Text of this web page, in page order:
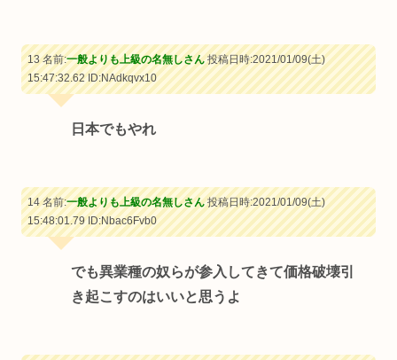
13 名前:一般よりも上級の名無しさん投稿日時:2021/01/09(土)
15:47:32.62ID:NAdkqvx10
日本でもやれ
14 名前:一般よりも上級の名無しさん投稿日時:2021/01/09(土)
15:48:01.79ID:Nbac6Fvb0
でも異業種の奴らが参入してきて価格破壊引
き起こすのはいいと思うよ